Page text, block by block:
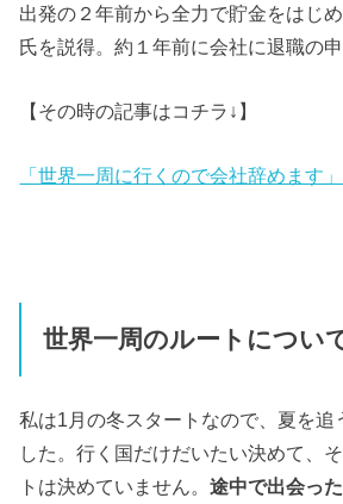
出発の２年前から全力で貯金をはじ
氏を説得。約１年前に会社に退職の
【その時の記事はコチラ↓】
「世界一周に行くので会社辞めます
世界一周のルートについ
私は1月の冬スタートなので、夏を追
した。行く国だけだいたい決めて、
トは決めていません。途中で出会っ